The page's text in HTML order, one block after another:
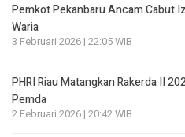
Pemkot Pekanbaru Ancam Cabut
Waria
3 Februari 2026 | 22:05 WIB
PHRI Riau Matangkan Rakerda II
Pemda
2 Februari 2026 | 20:42 WIB